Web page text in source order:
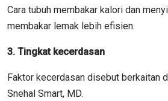
Cara tubuh membakar kalori dan
membakar lemak lebih efisien.
3. Tingkat kecerdasan
Faktor kecerdasan disebut berkaitan
Snehal Smart, MD.